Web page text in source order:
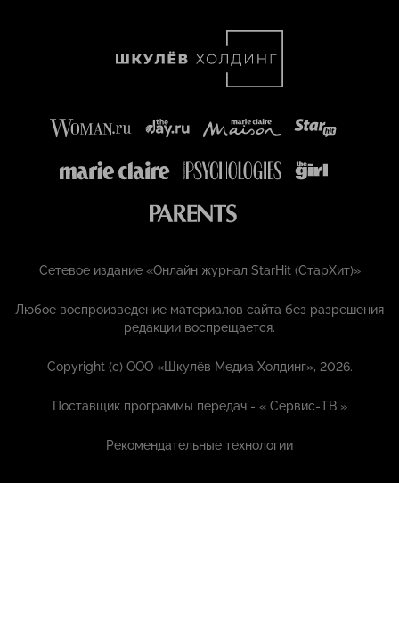
Сетевое издание «Онлайн журнал StarHit (СтарХит)»
Любое воспроизведение материалов сайта без разрешения
редакции воспрещается.
Copyright (с) ООО «Шкулёв Медиа Холдинг», 2026.
Поставщик программы передач - «Сервис-ТВ »
Рекомендательные технологии